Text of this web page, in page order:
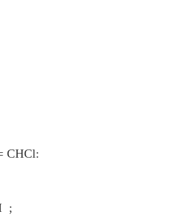
CHCl:
;